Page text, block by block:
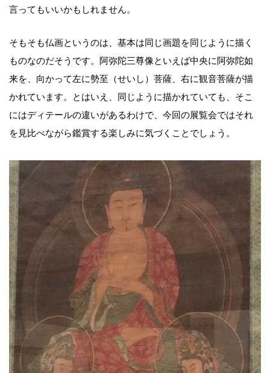
言ってもいいかもしれません。
そもそも仏画というのは、基本は同じ画題を同じように描く
ものなのだそうです。阿弥陀三尊像といえば中央に阿弥陀如
来を、向かって左に勢至（せいし）菩薩、右に観音菩薩が描
かれています。とはいえ、同じように描かれていても、そこ
にはディテールの違いがあるわけで、今回の展覧会ではそれ
を見比べながら鑑賞する楽しみに気づくことでしょう。